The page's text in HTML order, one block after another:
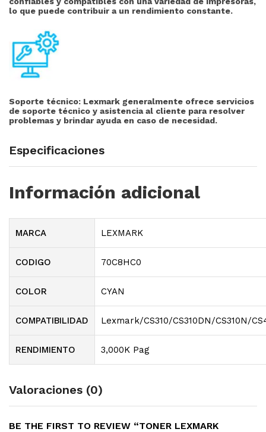
lo que puede contribuir a un rendimiento constante.
Soporte técnico: Lexmark generalmente ofrece servicios
de soporte técnico y asistencia al cliente para resolver
problemas y brindar ayuda en caso de necesidad.
Especificaciones
Información adicional
MARCA LEXMARK
CODIGO 70C8HC0
COLOR CYAN
COMPATIBILIDAD Lexmark/CS310/CS310DN/CS310N/
RENDIMIENTO 3,000K Pag
Valoraciones (0)
BE THE FIRST TO REVIEW “TONER LEXMARK